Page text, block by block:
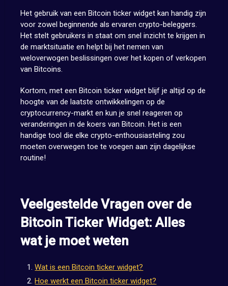
Het gebruik van een Bitcoin ticker widget kan handig zijn
voor zowel beginnende als ervaren crypto-beleggers.
Het stelt gebruikers in staat om snel inzicht te krijgen in
de marktsituatie en helpt bij het nemen van
weloverwogen beslissingen over het kopen of verkopen
van Bitcoins.
Kortom, met een Bitcoin ticker widget blijf je altijd op de
hoogte van de laatste ontwikkelingen op de
cryptocurrency-markt en kun je snel reageren op
veranderingen in de koers van Bitcoin. Het is een
handige tool die elke crypto-enthousiasteling zou
moeten overwegen toe te voegen aan zijn dagelijkse
routine!
Veelgestelde Vragen over de
Bitcoin Ticker Widget: Alles
wat je moet weten
Wat is een Bitcoin ticker widget?
Hoe werkt een Bitcoin ticker widget?